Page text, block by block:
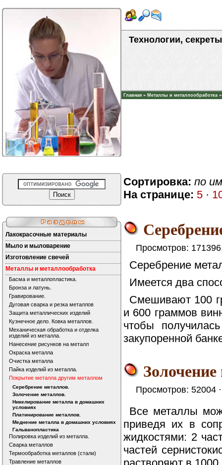
Технологии,
Главная » Металлы и металлообработка
Лакокрасочные материалы
Мыло и мыловарение
Изготовление свечей
Металлы и металлообработка
Басма и металлопластика.
Бронза и латунь.
Гравирование.
Дуговая сварка и резка металлов
Защита металлических изделий
Кузнечное дело. Ковка металлов.
Механическая обработка и отделка
изделий из металла.
Нанесение рисунков на металл
Окраска металла
Очистка металла
Пайка изделий из металла.
Покрытие металла другим металлом
Серебрение металлов.
Золочение металлов.
Никелирование металла в домашних
условиях
Платинирование металлов.
Меднение металла в домашних условиях
Гальванопластика
Полировка изделий из металла.
Сварка металлов
Термообработка металлов (стали)
Травление металлов
Сортировка: по
На странице: 5 ·
Просмотров:
Серебрение
Имеется два
Смешивают 100
и 600 граммов
чтобы
закупоренной
Просмотров: 52004
Все металлы
приведя их в
жидкостями: 2
частей